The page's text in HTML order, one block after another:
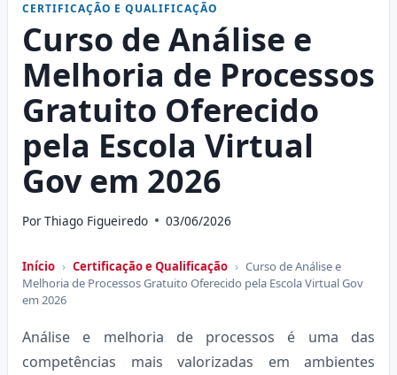
CERTIFICAÇÃO E QUALIFICAÇÃO
Curso de Análise e
Melhoria de Processos
Gratuito Oferecido
pela Escola Virtual
Gov em 2026
PorThiago Figueiredo 03/06/2026
Início › Certificação e Qualificação › Curso de Análise e
Melhoria de Processos Gratuito Oferecido pela Escola Virtual Gov
em 2026
Análise e melhoria de processos é uma das
competências mais valorizadas em ambientes